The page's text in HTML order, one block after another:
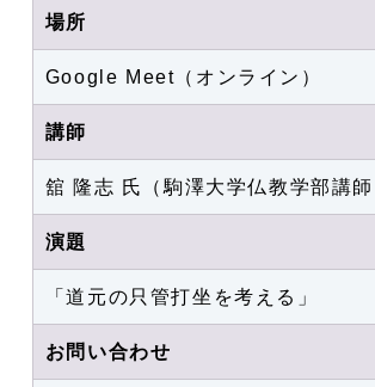
場所
Google Meet（オンライン）
講師
舘 隆志 氏（駒澤大学仏教学部講師
演題
「道元の只管打坐を考える」
お問い合わせ